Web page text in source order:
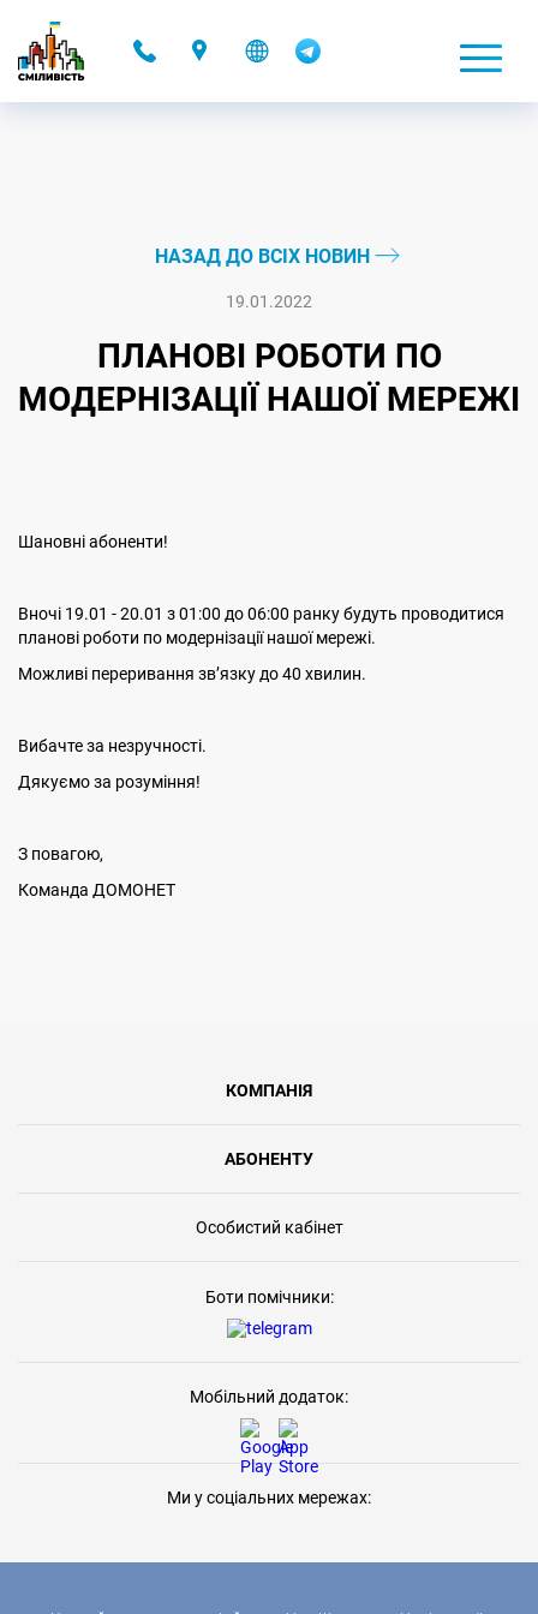
НАЗАД ДО ВСІХ НОВИН
19.01.2022
ПЛАНОВІ РОБОТИ ПО
МОДЕРНІЗАЦІЇ НАШОЇ МЕРЕЖІ
Шановні абоненти!
Вночі 19.01 - 20.01 з 01:00 до 06:00 ранку будуть проводитися
планові роботи по модернізації нашої мережі.
Можливі переривання звʼязку до 40 хвилин.
Вибачте за незручності.
Дякуємо за розуміння!
З повагою,
Команда ДОМОНЕТ
КОМПАНІЯ
АБОНЕНТУ
Особистий кабінет
Боти помічники:
Мобільний додаток:
Ми у соціальних мережах: